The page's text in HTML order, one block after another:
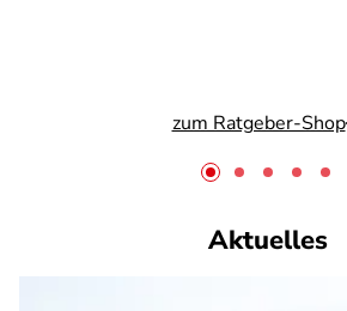
zum Ratgeber-Shop
Aktuelles